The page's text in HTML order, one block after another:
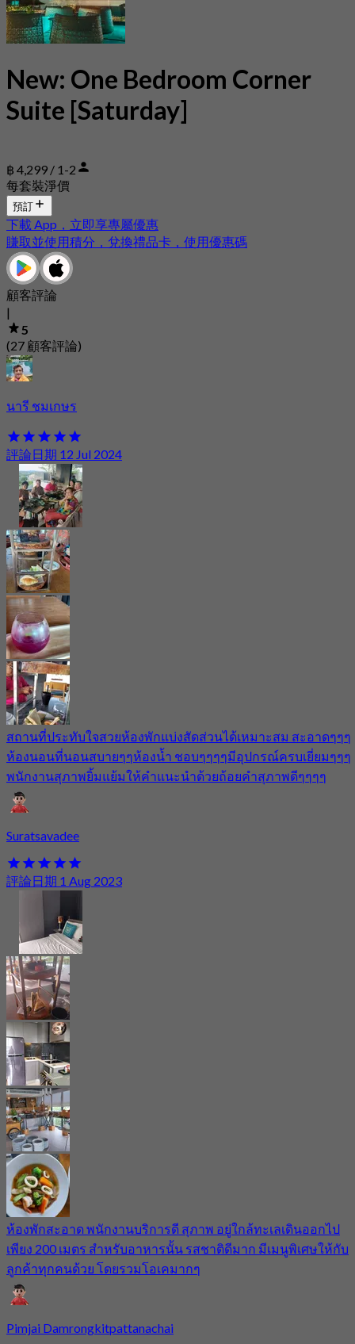
New: One Bedroom Corner
Suite [Saturday]
฿ 4,299 / 1-2
每套裝淨價
預訂
下載 App，立即享專屬優惠
賺取並使用積分，兌換禮品卡，使用優惠碼
顧客評論
|
5
(27 顧客評論)
นารี ชมเกษร
評論日期 12 Jul 2024
สถานที่ประทับใจสวยห้องพักแบ่งสัดส่วนได้เหมาะสม สะอาดๆๆๆ
ห้องนอนที่นอนสบายๆๆห้องน้ำ ชอบๆๆๆๆมีอุปกรณ์ครบเยี่ยมๆๆๆ
พนักงานสุภาพยิ้มแย้มให้คำแนะนำด้วยถ้อยคำสุภาพดีๆๆๆๆ
Suratsavadee
評論日期 1 Aug 2023
ห้องพักสะอาด พนักงานบริการดี สุภาพ อยู่ใกล้ทะเลเดินออกไป
เพียง 200 เมตร สำหรับอาหารนั้น รสชาติดีมาก มีเมนูพิเศษให้กับ
ลูกค้าทุกคนด้วย โดยรวมโอเคมากๆ
Pimjai Damrongkitpattanachai